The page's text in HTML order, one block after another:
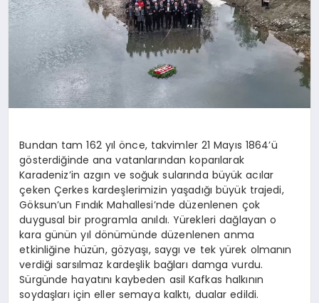
Bundan tam 162 yıl önce, takvimler 21 Mayıs 1864’ü
gösterdiğinde ana vatanlarından koparılarak
Karadeniz’in azgın ve soğuk sularında büyük acılar
çeken Çerkes kardeşlerimizin yaşadığı büyük trajedi,
Göksun’un Fındık Mahallesi’nde düzenlenen çok
duygusal bir programla anıldı. Yürekleri dağlayan o
kara günün yıl dönümünde düzenlenen anma
etkinliğine hüzün, gözyaşı, saygı ve tek yürek olmanın
verdiği sarsılmaz kardeşlik bağları damga vurdu.
Sürgünde hayatını kaybeden asil Kafkas halkının
soydaşları için eller semaya kalktı, dualar edildi.